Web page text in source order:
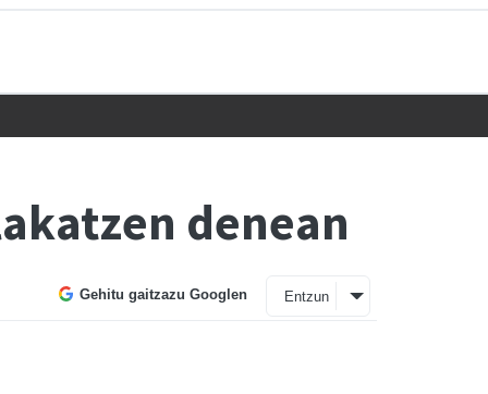
denean
Gehitu gaitzazu Googlen Entzun